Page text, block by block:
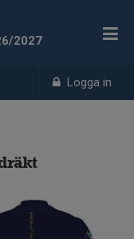
Logga in
2027